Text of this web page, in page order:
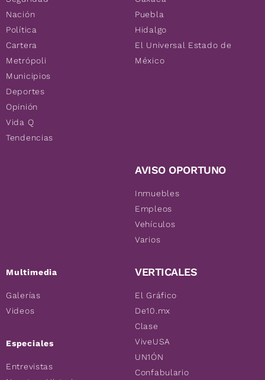
Nación
Política
Cartera
Metrópoli
Municipios
Deportes
Opinión
Vida Q
Tendencias
Multimedia
Galerías
Videos
Especiales
Entrevistas
Puebla
Hidalgo
El Universal Estado de
México
AVISO OPORTUNO
Inmuebles
Empleos
Vehículos
Varios
VERTICALES
El Gráfico
De10.mx
Clase
ViveUSA
UN1ÓN
Confabulario